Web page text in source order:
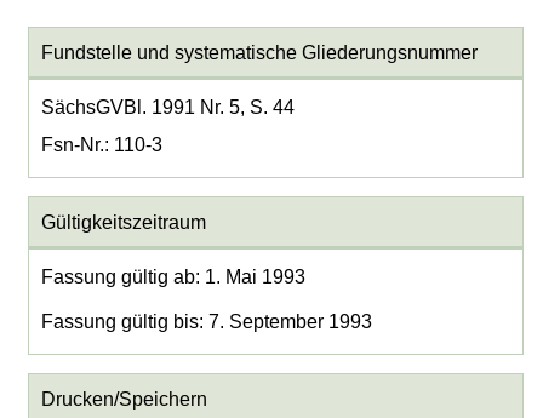
Fundstelle und systematische Gliederungsnummer
SächsGVBl. 1991 Nr. 5, S. 44
Fsn-Nr.: 110-3
Gültigkeitszeitraum
Fassung gültig ab: 1. Mai 1993
Fassung gültig bis: 7. September 1993
Drucken/Speichern